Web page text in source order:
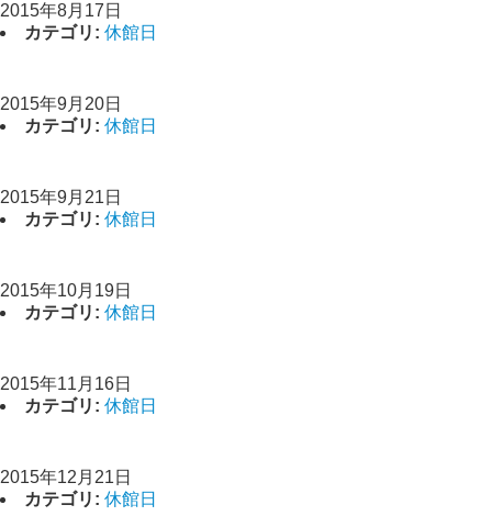
2015年8月17日
カテゴリ: 休館日
2015年9月20日
カテゴリ: 休館日
2015年9月21日
カテゴリ: 休館日
2015年10月19日
カテゴリ: 休館日
2015年11月16日
カテゴリ: 休館日
2015年12月21日
カテゴリ: 休館日